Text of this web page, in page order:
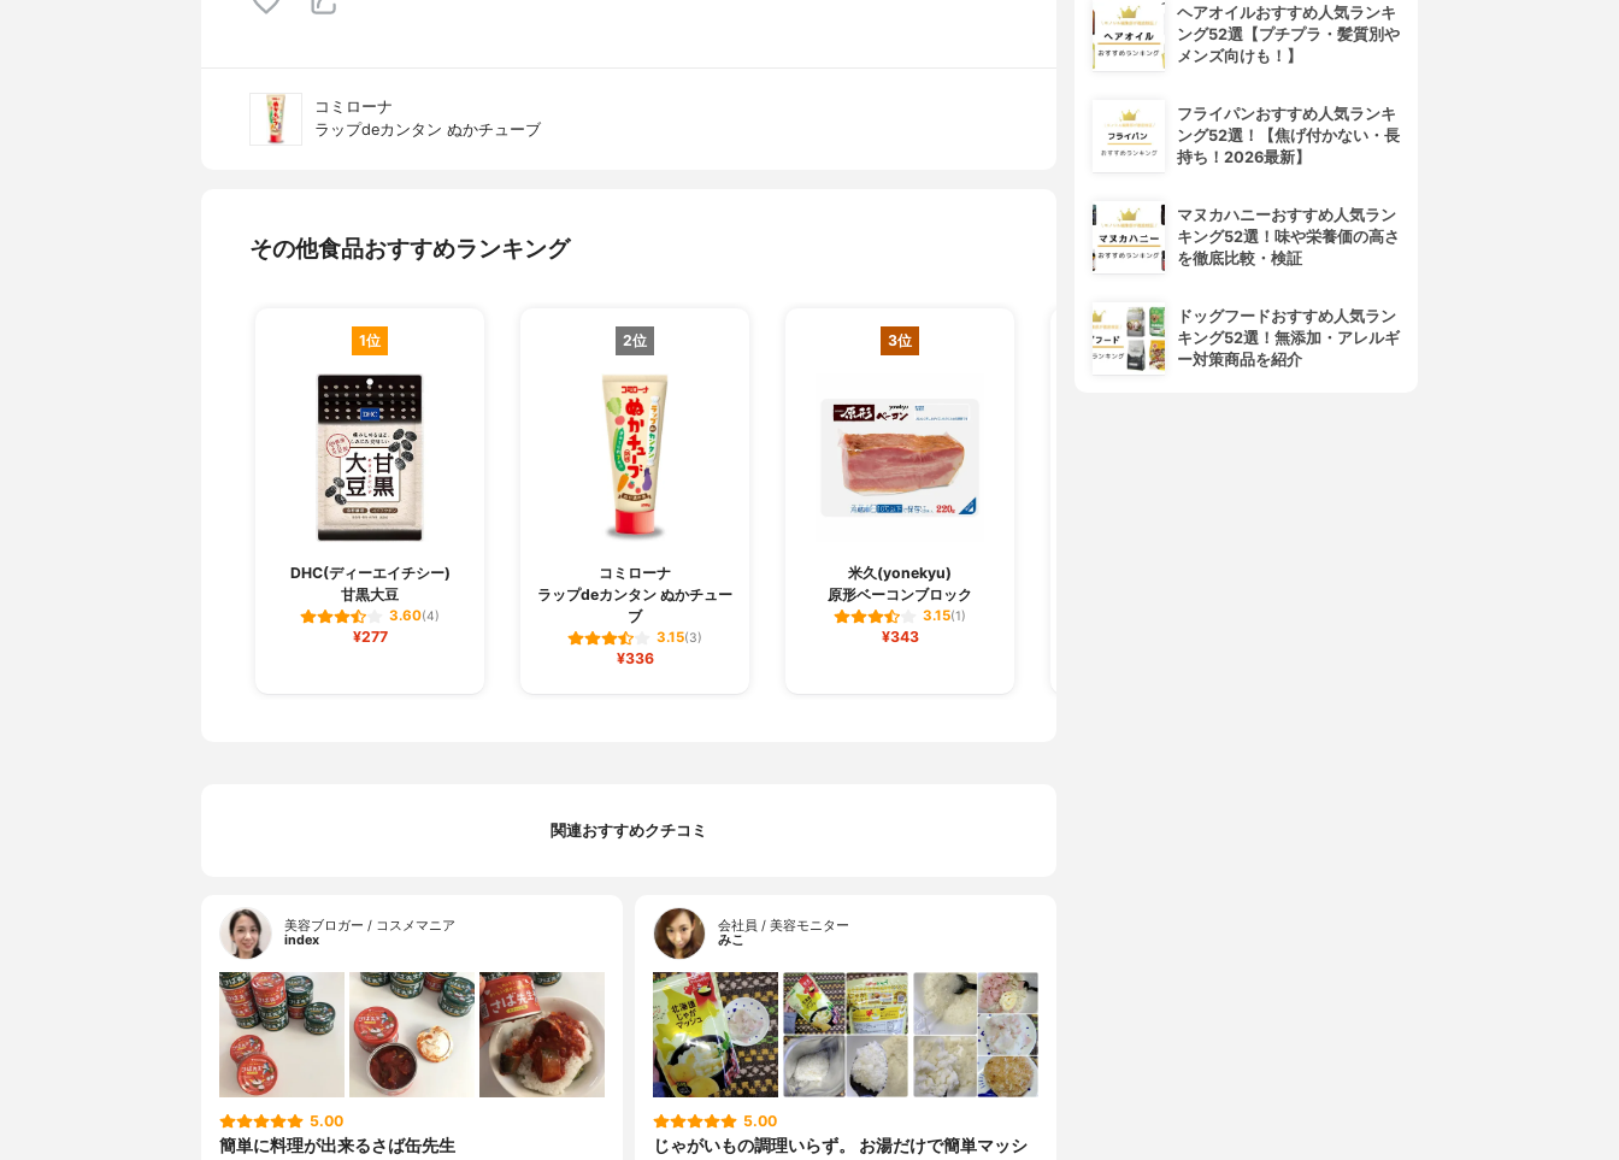
コミローナ
ラップdeカンタン ぬかチューブ
その他食品おすすめランキング
1位
DHC(ディーエイチシー)
甘黒大豆
3.60(4)
¥277
2位
コミローナ
ラップdeカンタン ぬかチュー
ブ
3.15(3)
¥336
3位
米久(yonekyu)
原形ベーコンブロック
3.15(1)
¥343
4位
関連おすすめクチコミ
美容ブロガー / コスメマニア
index
5.00
簡単に料理が出来るさば缶先生
会社員 / 美容モニター
みこ
5.00
じゃがいもの調理いらず。 お湯だけで簡単マッシ
ヘアオイルおすすめ人気ランキ
ング52選【プチプラ・髪質別や
メンズ向けも！】
フライパンおすすめ人気ランキ
ング52選！【焦げ付かない・長
持ち！2026最新】
マヌカハニーおすすめ人気ラン
キング52選！味や栄養価の高さ
を徹底比較・検証
ドッグフードおすすめ人気ラン
キング52選！無添加・アレルギ
ー対策商品を紹介